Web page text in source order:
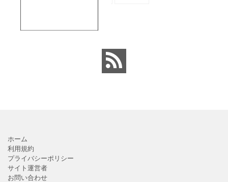
合わせて
ホーム
利用規約
プライバシーポリシー
サイト運営者
お問い合わせ